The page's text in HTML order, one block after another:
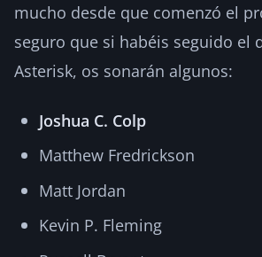
mucho desde que comenzó el
seguro que si habéis seguido el
Asterisk, os sonarán algunos:
Joshua C. Colp
Matthew Fredrickson
Matt Jordan
Kevin P. Fleming